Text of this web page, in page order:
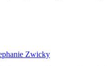
Zwicky